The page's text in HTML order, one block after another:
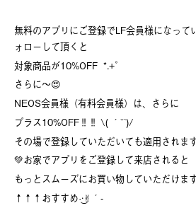
無料のアプリにご登録でLF会員様になって
ォローして頂くと
対象商品が10%OFF *.+ﾟ
さらに〜😍
NEOS会員様（有料会員様）は、さらに
プラス10%OFF‼︎‼︎ \( ´˘`)/
その場で登録していただいても適用されま
💚お家でアプリをご登録して来店されると
もっとスムーズにお買い物していただけま
↑↑↑おすすめ·͜·✌︎´-